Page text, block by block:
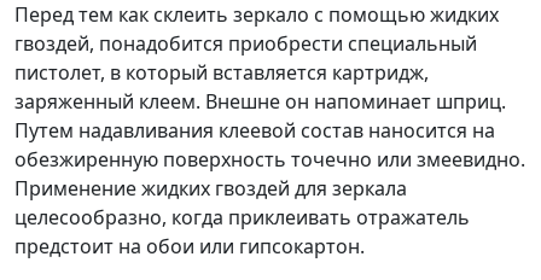
Перед тем как склеить зеркало с помощью жидких
гвоздей, понадобится приобрести специальный
пистолет, в который вставляется картридж,
заряженный клеем. Внешне он напоминает шприц.
Путем надавливания клеевой состав наносится на
обезжиренную поверхность точечно или змеевидно.
Применение жидких гвоздей для зеркала
целесообразно, когда приклеивать отражатель
предстоит на обои или гипсокартон.